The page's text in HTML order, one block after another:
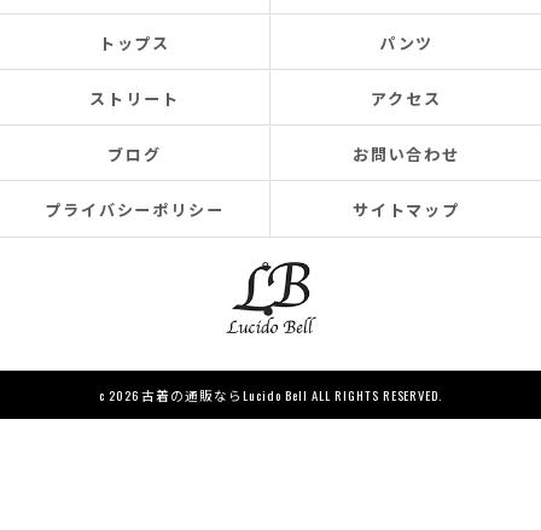
トップス パンツ
ストリート アクセス
ブログ お問い合わせ
プライバシーポリシー サイトマップ
c 2026 古着の通販ならLucido Bell ALL RIGHTS RESERVED.